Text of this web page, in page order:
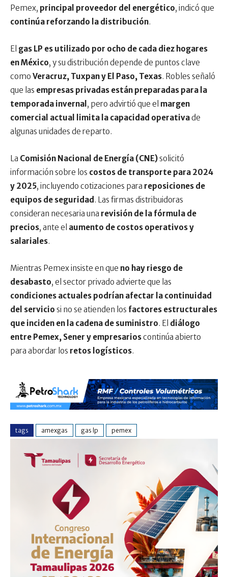
Pemex, principal proveedor del energético, indicó que
continúa reforzando la distribución.
El gas LP es utilizado por ocho de cada diez hogares
en México, y su distribución depende de puntos clave
como Veracruz, Tuxpan y El Paso, Texas. Robles señaló
que las empresas privadas están preparadas para la
temporada invernal , pero advirtió que el margen
comercial actual limita la capacidad operativade
algunas unidades de reparto.
La Comisión Nacional de Energía (CNE)solicitó
información sobre los costos de transporte para 2024
y 2025, incluyendo cotizaciones para reposiciones de
equipos de seguridad . Las firmas distribuidoras
consideran necesaria una revisión de la fórmula de
precios, ante el aumento de costos operativos y
salariales.
Mientras Pemex insiste en que no hay riesgo de
desabasto, el sector privado advierte que las
condiciones actuales podrían afectar la continuidad
del servicio si no se atienden los factores estructurales
que inciden en la cadena de suministro. El diálogo
entre Pemex, Sener y empresarioscontinúa abierto
para abordar los retos logísticos.
tags amexgas gas lp pemex